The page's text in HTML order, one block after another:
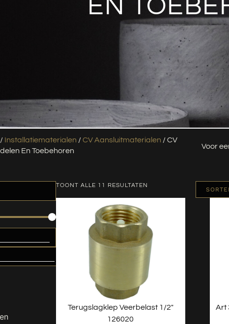
EN
/ Installatiematerialen /CV Aansluitmaterialen / CV
En Toebehoren
Voor
TOONT ALLE 11 RESULTATEN
Terugslagklep Veerbelast 1/2″
126020
Art